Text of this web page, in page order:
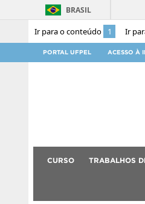
Ir para o conteúdo 1 Ir
BRASIL
PORTAL UFPEL ACESSO À
CURSO TRABALHOS